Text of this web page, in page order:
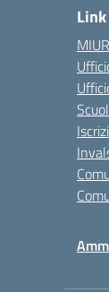
MIUR